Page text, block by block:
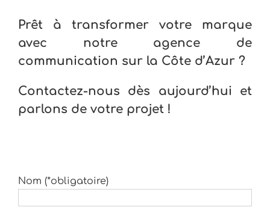
Prêt à transformer votre marque
avec notre agence de
communication sur la Côte d’Azur ?
Contactez-nous dès aujourd’hui et
parlons de votre projet !
Nom (*obligatoire)